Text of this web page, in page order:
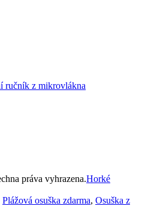
ručník z mikrovlákna
práva vyhrazena.Horké
Plážová osuška zdarma, Osuška z